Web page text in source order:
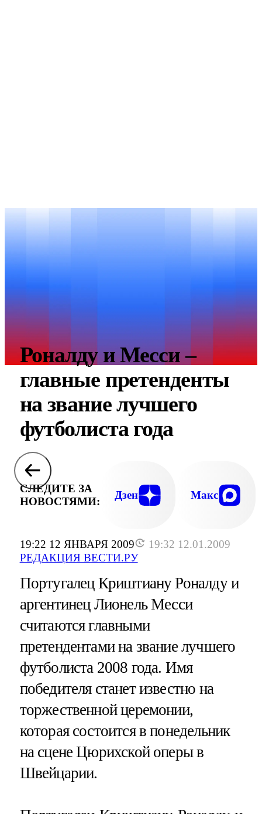
19:22 12 ЯНВАРЯ 2009
19:32 12.01.2009
РЕДАКЦИЯ ВЕСТИ.РУ
Роналду и Месси –
главные претенденты
на звание лучшего
футболиста года
СЛЕДИТЕ ЗА
НОВОСТЯМИ:
Дзен Макс
Португалец Криштиану Роналду и
аргентинец Лионель Месси
считаются главными
претендентами на звание лучшего
футболиста 2008 года. Имя
победителя станет известно на
торжественной церемонии,
которая состоится в понедельник
на сцене Цюрихской оперы в
Швейцарии.